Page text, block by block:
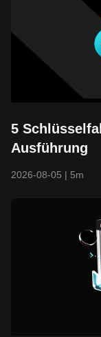
5
Ausführung
2026-08-05 | 5m